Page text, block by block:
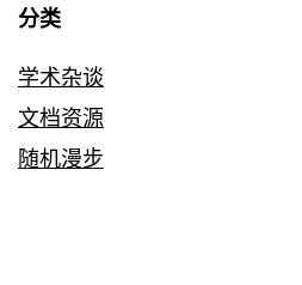
分类
学术杂谈
文档资源
随机漫步